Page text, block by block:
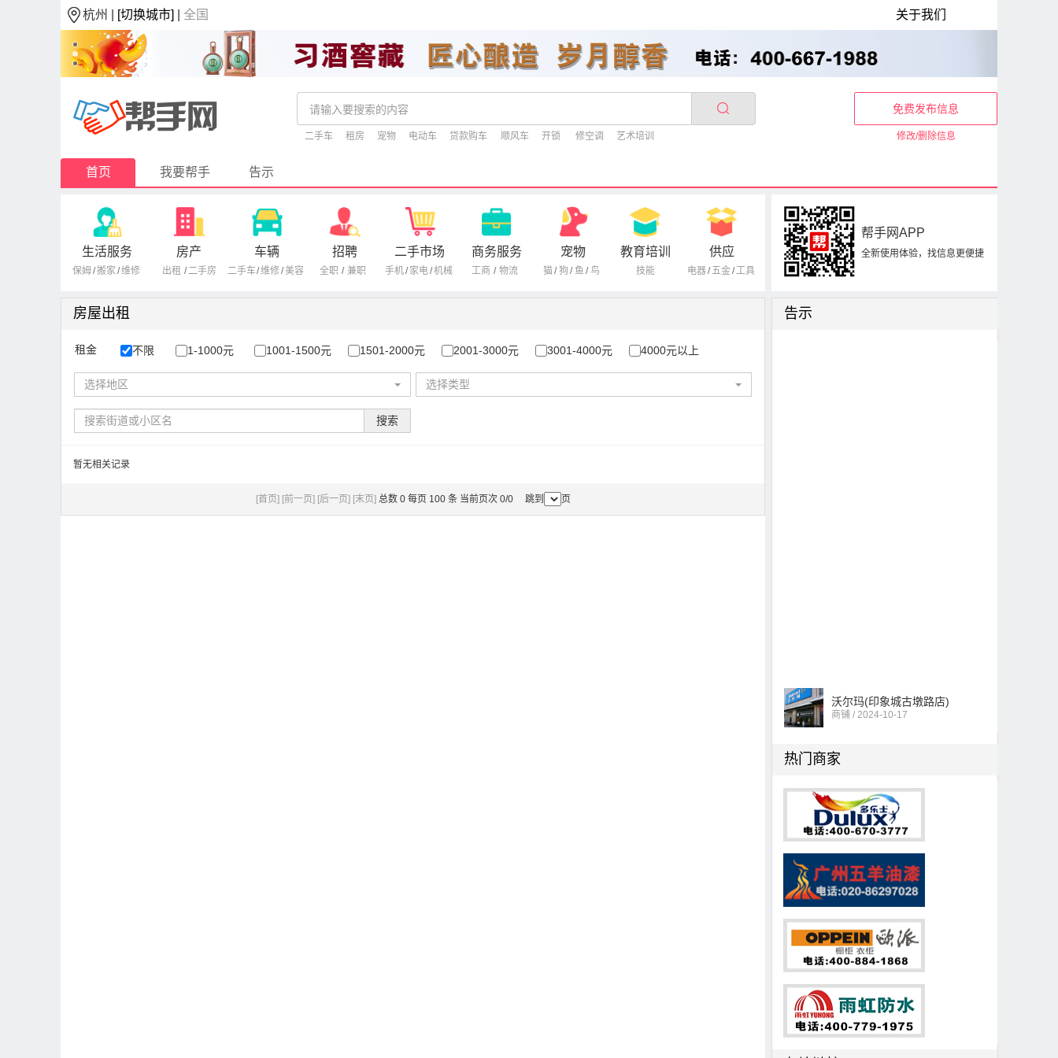
杭州 | [切换城市] |全国 关于我们
二手车 租房 宠物 电动车 贷款购车 顺风车 开锁 修空调 艺术培训
免费发布信息
修改/删除信息
首页 我要帮手 告示
生活服务
保姆/搬家 /维修
房产
出租 /二手房
车辆
二手车/维修/美容
招聘
全职 / 兼职
二手市场
手机/ 家电/机械
商务服务
工商 / 物流
宠物
猫/ 狗 / 鱼 / 鸟
教育培训
技能
供应
电器/五金/工具
帮手网APP
全新使用体验，找信息更便捷
房屋出租
租金 不限 1-1000元 1001-1500元 1501-2000元 2001-3000元 3001-4000元 4000元以上
选择地区 选择类型
搜索
暂无相关记录
[首页] [前一页] [后一页] [末页] 总数 0 每页 100 条 当前页次 0/0 跳到 页
告示
沃尔玛(印象城古墩路店)
商铺 / 2024-10-17
热门商家